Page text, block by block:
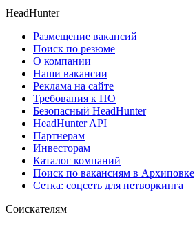
HeadHunter
Размещение вакансий
Поиск по резюме
О компании
Наши вакансии
Реклама на сайте
Требования к ПО
Безопасный HeadHunter
HeadHunter API
Партнерам
Инвесторам
Каталог компаний
Поиск по вакансиям в Архиповке
Сетка: соцсеть для нетворкинга
Соискателям